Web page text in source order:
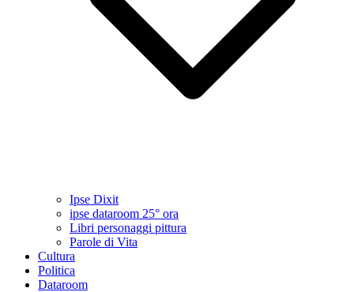
Ipse Dixit
ipse dataroom 25° ora
Libri personaggi pittura
Parole di Vita
Cultura
Politica
Dataroom